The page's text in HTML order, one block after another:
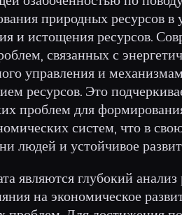
природных ресурсов
и истощения ресурсов.
связанных с
управления и
ресурсов. Это
проблем для
систем, что в
людей и устойчивое
являются глубокий
на экономическое